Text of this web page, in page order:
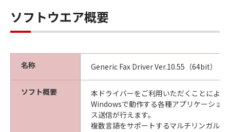
ソフトウエア概要
名称 Generic Fax Driver Ver.10.55（64bit）
ソフト概要
本ドライバーをご利用いただくことによ
Windowsで動作する各種アプリケーショ
ス送信が行えます。
複数言語をサポートするマルチリンガルド